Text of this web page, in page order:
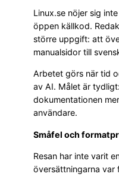
Linux.se nöjer sig
öppen källkod.
större uppgift: att
manualsidor till
Arbetet görs när tid
av AI. Målet är
dokumentationen
användare.
Småfel och
Resan har inte varit
översättningarna var